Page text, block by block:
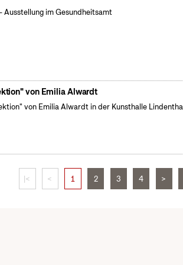
Ausstellung im Gesundheitsamt
von Emilia Alwardt
von Emilia Alwardt in der Kunsthalle
|< < 1 2 3 4 >